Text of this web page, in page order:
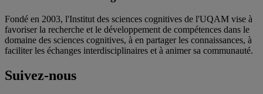
Fondé en 2003, l'Institut des sciences cognitives de l'UQAM vise à
favoriser la recherche et le développement de compétences dans le
domaine des sciences cognitives, à en partager les connaissances, à
faciliter les échanges interdisciplinaires et à animer sa communauté.
Suivez-nous